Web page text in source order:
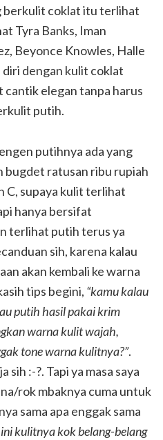
berkulit coklat itu terlihat
Tyra Banks, Iman
Beyonce Knowles, Halle
dengan kulit coklat
elegan tanpa harus
putih.
putihnya ada yang
bugdet ratusan ribu rupiah
C, supaya kulit terlihat
hanya bersifat
terlihat putih terus ya
sih, karena kalau
akan kembali ke warna
tips begini, “kamu kalau
putih hasil pakai krim
warna kulit wajah,
tone warna kulitnya?”.
sih :-?. Tapi ya masa saya
rok mbaknya cuma untuk
sama apa enggak sama
kulitnya kok belang-belang